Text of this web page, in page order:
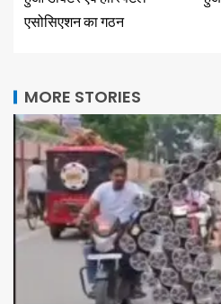
एसोसिएशन का गठन
MORE STORIES